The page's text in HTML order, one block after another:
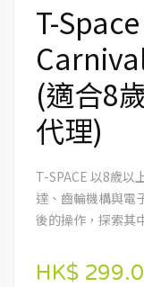
T-
(適合8
代理)
T-SPACE 以8歲以
達、齒輪機構與電
後的操作，探索其
HK$